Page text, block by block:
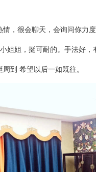
，很会聊天，会询问你力
姐姐，挺可耐的。手法好，
到 希望以后一如既往。